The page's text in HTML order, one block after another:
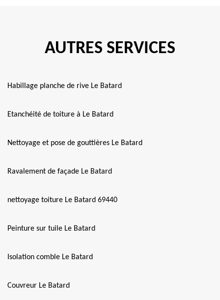
AUTRES SERVICES
Habillage planche de rive Le Batard
Etanchéité de toiture à Le Batard
Nettoyage et pose de gouttières Le Batard
Ravalement de façade Le Batard
nettoyage toiture Le Batard 69440
Peinture sur tuile Le Batard
Isolation comble Le Batard
Couvreur Le Batard